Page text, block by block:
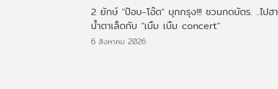
2 ยักษ์ "ป๊อบ-โอ๊ต" บุกกรุง!!! ชวนกดบัตร. ..ไปฮา
น้ำตาเล็ดกับ "เบิ้ม เบิ้ม concert"
6 สิงหาคม 2026